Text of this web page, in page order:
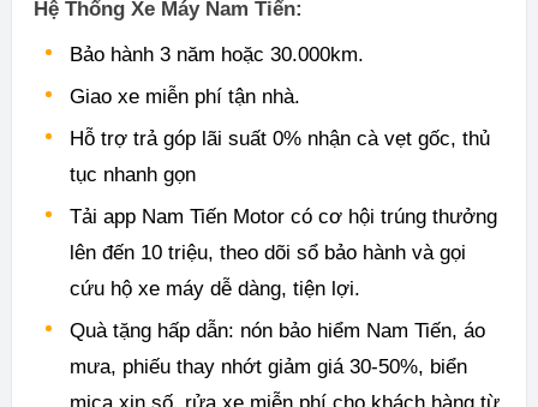
Hệ Thống Xe Máy Nam Tiến:
Bảo hành 3 năm hoặc 30.000km.
Giao xe miễn phí tận nhà.
Hỗ trợ trả góp lãi suất 0% nhận cà vẹt gốc, thủ
tục nhanh gọn
Tải app Nam Tiến Motor có cơ hội trúng thưởng
lên đến 10 triệu, theo dõi sổ bảo hành và gọi
cứu hộ xe máy dễ dàng, tiện lợi.
Quà tặng hấp dẫn: nón bảo hiểm Nam Tiến, áo
mưa, phiếu thay nhớt giảm giá 30-50%, biển